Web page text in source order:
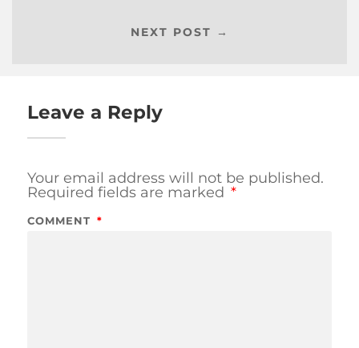
NEXT POST →
Leave a Reply
Your email address will not be published.
Required fields are marked *
COMMENT *